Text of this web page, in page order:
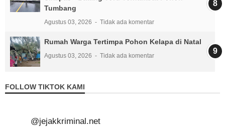
Tumbang
Agustus 03, 2026 Tidak ada komentar
Rumah Warga Tertimpa Pohon Kelapa di Natal
Agustus 03, 2026 Tidak ada komentar
FOLLOW TIKTOK KAMI
@jejakkriminal.net